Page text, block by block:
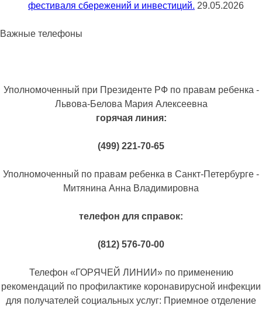
фестиваля сбережений и инвестиций. 29.05.2026
Важные телефоны
Уполномоченный при Президенте РФ по правам ребенка -
Львова-Белова Мария Алексеевна
горячая линия:
(499) 221-70-65
Уполномоченный по правам ребенка в Санкт-Петербурге -
Митянина Анна Владимировна
телефон для справок:
(812) 576-70-00
Телефон «ГОРЯЧЕЙ ЛИНИИ» по применению
рекомендаций по профилактике коронавирусной инфекции
для получателей социальных услуг: Приемное отделение